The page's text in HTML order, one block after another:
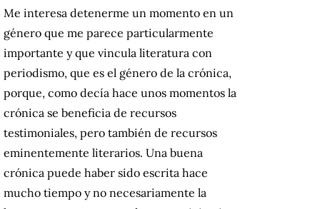
Me interesa detenerme un momento en un
género que me parece particularmente
importante y que vincula literatura con
periodismo, que es el género de la crónica,
porque, como decía hace unos momentos la
crónica se beneficia de recursos
testimoniales, pero también de recursos
eminentemente literarios. Una buena
crónica puede haber sido escrita hace
mucho tiempo y no necesariamente la